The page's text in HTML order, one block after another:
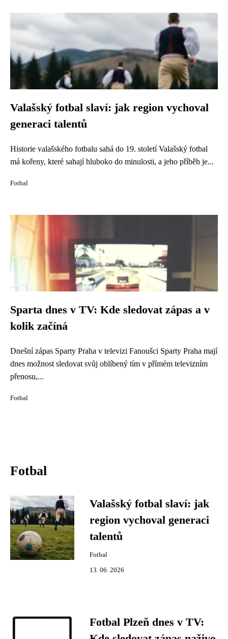
Valašský fotbal slaví: jak region vychoval
generaci talentů
Historie valašského fotbalu sahá do 19. století Valašský fotbal
má kořeny, které sahají hluboko do minulosti, a jeho příběh je...
Fotbal
Sparta dnes v TV: Kde sledovat zápas a v
kolik začíná
Dnešní zápas Sparty Praha v televizi Fanoušci Sparty Praha mají
dnes možnost sledovat svůj oblíbený tím v přímém televizním
přenosu,...
Fotbal
Fotbal
Valašský fotbal slaví: jak
region vychoval generaci
talentů
Fotbal
13. 06. 2026
Fotbal Plzeň dnes v TV: